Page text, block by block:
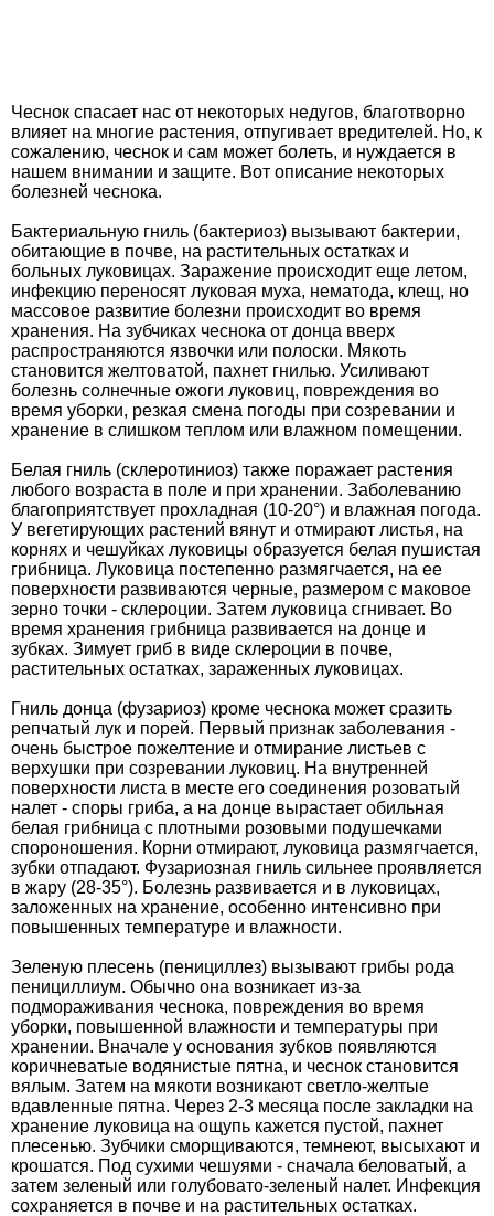
Чеснок спасает нас от некоторых недугов, благотворно
влияет на многие растения, отпугивает вредителей. Но, к
сожалению, чеснок и сам может болеть, и нуждается в
нашем внимании и защите. Вот описание некоторых
болезней чеснока.
Бактериальную гниль (бактериоз) вызывают бактерии,
обитающие в почве, на растительных остатках и
больных луковицах. Заражение происходит еще летом,
инфекцию переносят луковая муха, нематода, клещ, но
массовое развитие болезни происходит во время
хранения. На зубчиках чеснока от донца вверх
распространяются язвочки или полоски. Мякоть
становится желтоватой, пахнет гнилью. Усиливают
болезнь солнечные ожоги луковиц, повреждения во
время уборки, резкая смена погоды при созревании и
хранение в слишком теплом или влажном помещении.
Белая гниль (склеротиниоз) также поражает растения
любого возраста в поле и при хранении. Заболеванию
благоприятствует прохладная (10-20°) и влажная погода.
У вегетирующих растений вянут и отмирают листья, на
корнях и чешуйках луковицы образуется белая пушистая
грибница. Луковица постепенно размягчается, на ее
поверхности развиваются черные, размером с маковое
зерно точки - склероции. Затем луковица сгнивает. Во
время хранения грибница развивается на донце и
зубках. Зимует гриб в виде склероции в почве,
растительных остатках, зараженных луковицах.
Гниль донца (фузариоз) кроме чеснока может сразить
репчатый лук и порей. Первый признак заболевания -
очень быстрое пожелтение и отмирание листьев с
верхушки при созревании луковиц. На внутренней
поверхности листа в месте его соединения розоватый
налет - споры гриба, а на донце вырастает обильная
белая грибница с плотными розовыми подушечками
спороношения. Корни отмирают, луковица размягчается,
зубки отпадают. Фузариозная гниль сильнее проявляется
в жару (28-35°). Болезнь развивается и в луковицах,
заложенных на хранение, особенно интенсивно при
повышенных температуре и влажности.
Зеленую плесень (пенициллез) вызывают грибы рода
пенициллиум. Обычно она возникает из-за
подмораживания чеснока, повреждения во время
уборки, повышенной влажности и температуры при
хранении. Вначале у основания зубков появляются
коричневатые водянистые пятна, и чеснок становится
вялым. Затем на мякоти возникают светло-желтые
вдавленные пятна. Через 2-3 месяца после закладки на
хранение луковица на ощупь кажется пустой, пахнет
плесенью. Зубчики сморщиваются, темнеют, высыхают и
крошатся. Под сухими чешуями - сначала беловатый, а
затем зеленый или голубовато-зеленый налет. Инфекция
сохраняется в почве и на растительных остатках.